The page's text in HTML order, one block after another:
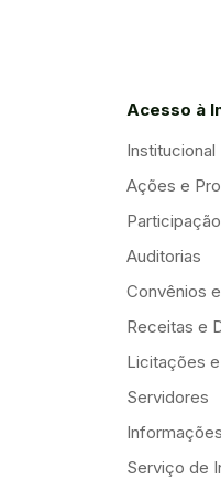
Acesso à
Institucional
Ações e
Auditorias
Convênios
Receitas e
Licitações
Servidores
Serviço de